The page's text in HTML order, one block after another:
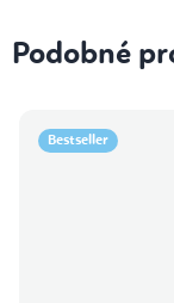
Podobné
Bestseller